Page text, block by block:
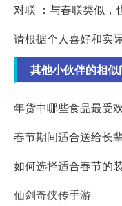
对联 ：与春联类似，
请根据个人喜好和实
其他小伙伴的相似
年货中哪些食品最受
春节期间适合送给长
如何选择适合春节的
仙剑奇侠传手游